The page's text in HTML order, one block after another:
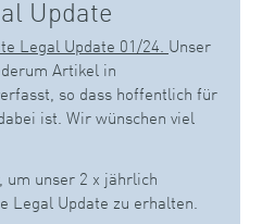
Update
Legal Update 01/24. Unser
Artikel in
so dass hoffentlich für
ist. Wir wünschen viel
, um unser 2 x jährlich
Legal Update zu erhalten.